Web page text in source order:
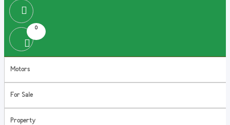
0
Motors
For Sale
Property